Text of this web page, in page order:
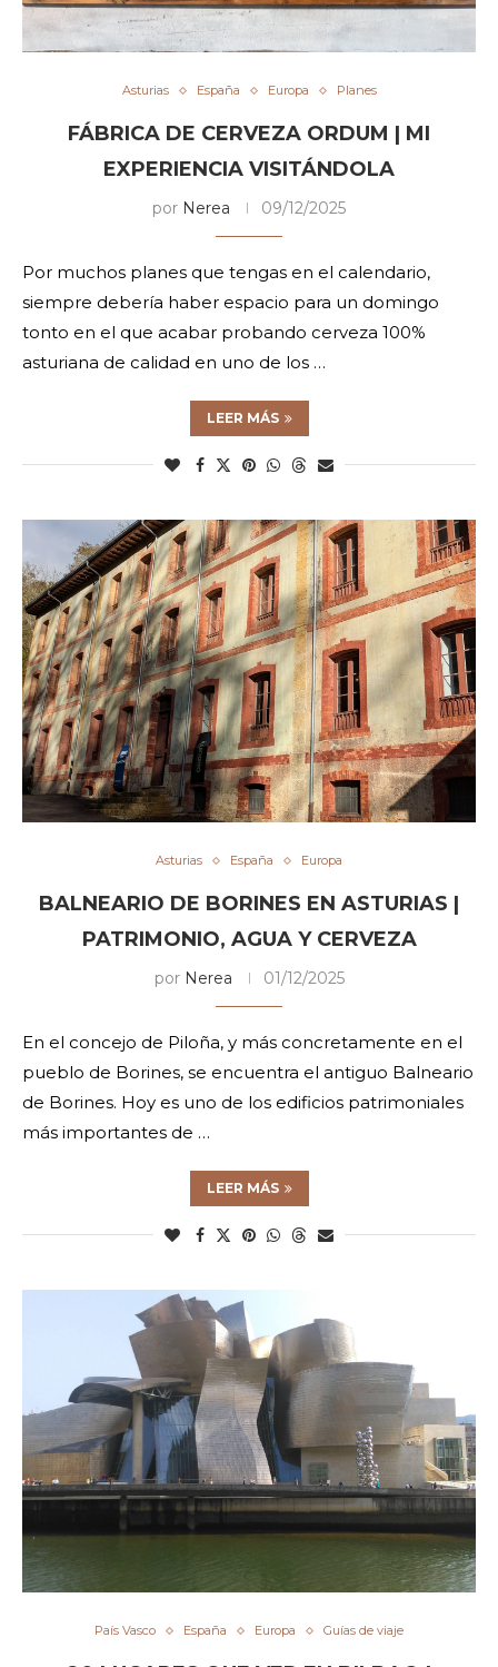
Asturias España Europa Planes
FÁBRICA DE CERVEZA ORDUM | MI
EXPERIENCIA VISITÁNDOLA
por Nerea 09/12/2025
Por muchos planes que tengas en el calendario,
siempre debería haber espacio para un domingo
tonto en el que acabar probando cerveza 100%
asturiana de calidad en uno de los …
LEER MÁS
Asturias España Europa
BALNEARIO DE BORINES EN ASTURIAS |
PATRIMONIO, AGUA Y CERVEZA
por Nerea 01/12/2025
En el concejo de Piloña, y más concretamente en el
pueblo de Borines, se encuentra el antiguo Balneario
de Borines. Hoy es uno de los edificios patrimoniales
más importantes de …
LEER MÁS
País Vasco España Europa Guías de viaje